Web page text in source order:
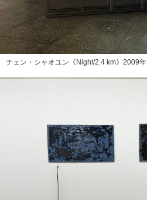
チェン・シャオユン《Night/2.4 km》2009年